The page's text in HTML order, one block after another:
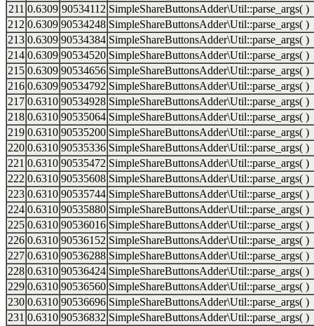
211 0.6309 90534112 SimpleShareButtonsAdder\Util::parse_args( )
212 0.6309 90534248 SimpleShareButtonsAdder\Util::parse_args( )
213 0.6309 90534384 SimpleShareButtonsAdder\Util::parse_args( )
214 0.6309 90534520 SimpleShareButtonsAdder\Util::parse_args( )
215 0.6309 90534656 SimpleShareButtonsAdder\Util::parse_args( )
216 0.6309 90534792 SimpleShareButtonsAdder\Util::parse_args( )
217 0.6310 90534928 SimpleShareButtonsAdder\Util::parse_args( )
218 0.6310 90535064 SimpleShareButtonsAdder\Util::parse_args( )
219 0.6310 90535200 SimpleShareButtonsAdder\Util::parse_args( )
220 0.6310 90535336 SimpleShareButtonsAdder\Util::parse_args( )
221 0.6310 90535472 SimpleShareButtonsAdder\Util::parse_args( )
222 0.6310 90535608 SimpleShareButtonsAdder\Util::parse_args( )
223 0.6310 90535744 SimpleShareButtonsAdder\Util::parse_args( )
224 0.6310 90535880 SimpleShareButtonsAdder\Util::parse_args( )
225 0.6310 90536016 SimpleShareButtonsAdder\Util::parse_args( )
226 0.6310 90536152 SimpleShareButtonsAdder\Util::parse_args( )
227 0.6310 90536288 SimpleShareButtonsAdder\Util::parse_args( )
228 0.6310 90536424 SimpleShareButtonsAdder\Util::parse_args( )
229 0.6310 90536560 SimpleShareButtonsAdder\Util::parse_args( )
230 0.6310 90536696 SimpleShareButtonsAdder\Util::parse_args( )
231 0.6310 90536832 SimpleShareButtonsAdder\Util::parse_args( )